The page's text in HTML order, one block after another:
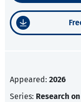
Appeared: 2026
Series: Research